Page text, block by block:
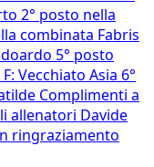
2° posto nella
combinata Fabris
5° posto
Vecchiato Asia 6°
Complimenti a
allenatori Davide
ringraziamento